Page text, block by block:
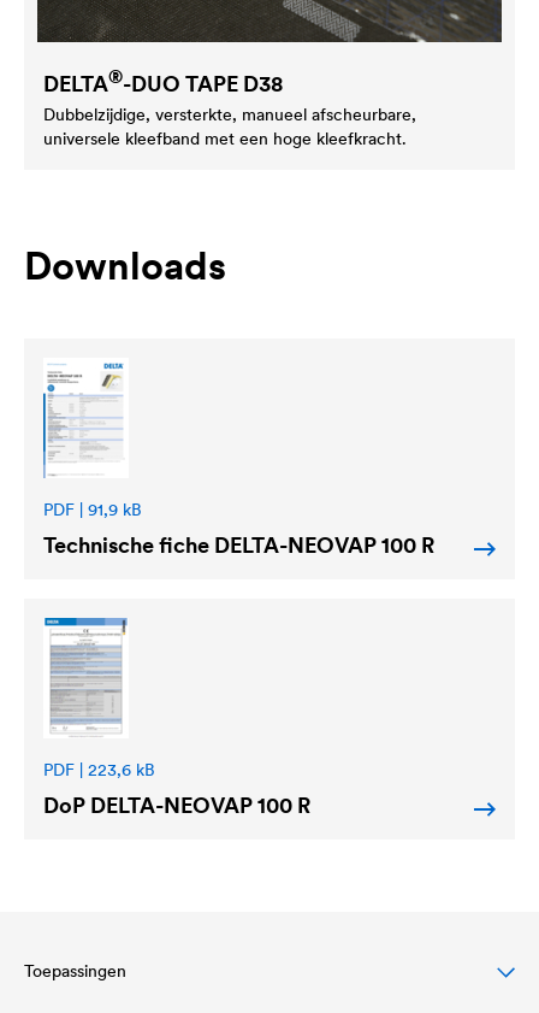
DELTA®-DUO TAPE D38
Dubbelzijdige, versterkte, manueel afscheurbare,
universele kleefband met een hoge kleefkracht.
Downloads
PDF | 91,9 kB
Technische fiche DELTA-NEOVAP 100 R
PDF | 223,6 kB
DoP DELTA-NEOVAP 100 R
Toepassingen